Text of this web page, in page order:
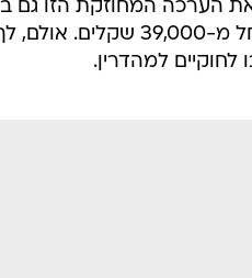
בעלות של החל מ-
לחוקיים למהדרין.